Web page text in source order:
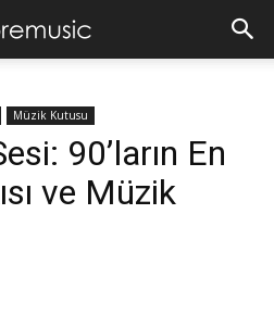
Müzik Kutusu
90’ların En
ve Müzik